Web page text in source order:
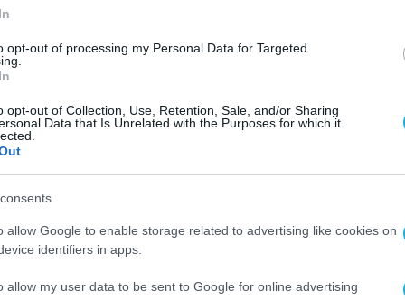
opt-out of processing my Personal Data for Targeted
opt-out of Collection, Use, Retention, Sale, and/or Sharing
Data that Is Unrelated with the Purposes for which it
allow Google to enable storage related to advertising like cookies on
identifiers in apps.
allow my user data to be sent to Google for online advertising
τη δική του μεταχείριση με αυτή άλλων
μέλη της «17 Νοέμβρη», επισημαίνοντας
(ακόμα και βαρέων εγκληματιών)
διατάξεις.
– Ο Μητσοτάκης δεν θα έχει την ευχέρεια
ότι θα επιστρέψει άμεσα στην
κόμματος, την ίδρυση του οποίου θα
μετά την αποφυλάκισή του.